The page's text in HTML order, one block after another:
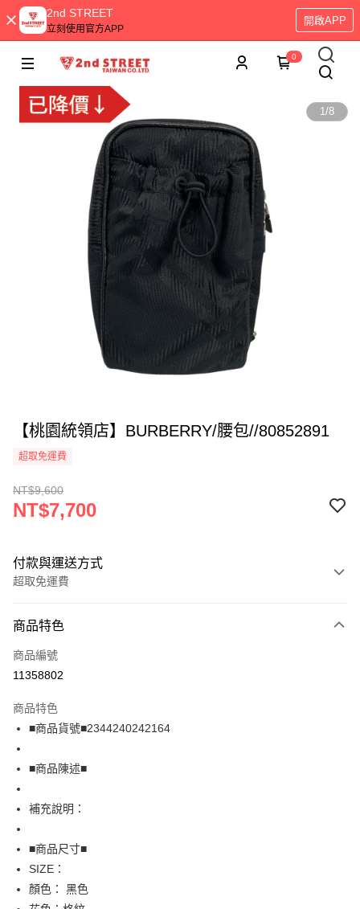
2nd STREET
立刻使用官方APP
開啟APP
0
1/8
【桃園統領店】BURBERRY/腰包//80852891
超取免運費
NT$9,600
NT$7,700
付款與運送方式
超取免運費
信用卡一次付款
超商取貨付款
Apple Pay
街口支付
全盈+PAY
AFTEE先享後付
相關說明
【關於「AFTEE先享後付」】
AFTEE先享後付是「在收到商品之後才付款」的支付方式。 讓您購物簡單
運送方式
商品特色
商品編號
11358802
商品特色
■商品貨號■2344240242164
■商品陳述■
補充說明：
■商品尺寸■
SIZE：
顏色： 黑色